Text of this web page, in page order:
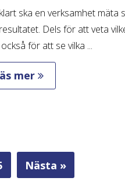
ska en verksamhet mäta
Dels för att veta
för att se vilka ...
mer
Nästa »